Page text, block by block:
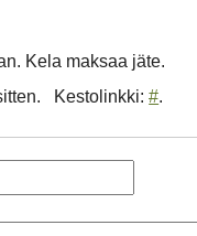
Kela maksaa jäte.
Kestolinkki:#